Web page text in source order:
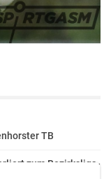
TB
zum Bezirksliga-